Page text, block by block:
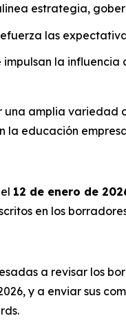
estrategia,
las
impulsan la
una amplia variedad
la educación
12 de enero de
en los
a revisar los
y a enviar sus